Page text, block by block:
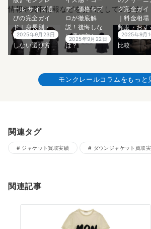
情報や買取情報などをお伝えしています。
ール サイズ選
びの完全ガイ
ド｜身長別・
体型別の失敗
しない選び方
2025年9月23日
デ・価格をプ
ロが徹底解
説！後悔しな
い選び方と
は？
2025年9月22日
グ完全ガイ
｜料金相場
頻度・おす
めの店を徹
比較
2025年9月
モンクレールコラムをもっと
関連タグ
ジャケット買取実績 ダウンジャケット買取
関連記事